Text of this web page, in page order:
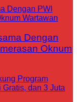
Dengan
Oknum